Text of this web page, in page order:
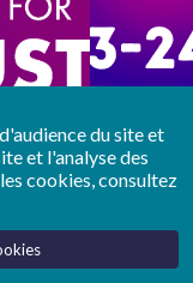
du site et
et l'analyse des
cookies, consultez